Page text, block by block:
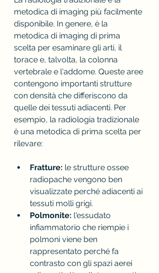
metodica di imaging più facilmente
disponibile. In genere, è la
metodica di imaging di prima
scelta per esaminare gli arti, il
torace e, talvolta, la colonna
vertebrale e l'addome. Queste aree
contengono importanti strutture
con densità che differiscono da
quelle dei tessuti adiacenti. Per
esempio, la radiologia tradizionale
è una metodica di prima scelta per
rilevare:
Fratture: le strutture ossee
radiopache vengono ben
visualizzate perché adiacenti ai
tessuti molli grigi.
Polmonite: l'essudato
infiammatorio che riempie i
polmoni viene ben
rappresentato perché fa
contrasto con gli spazi aerei